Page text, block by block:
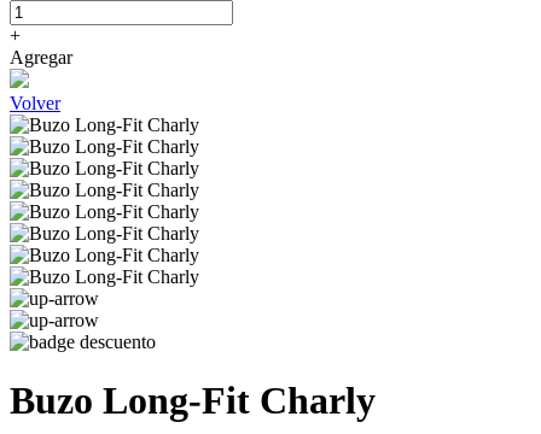
+
Agregar
Volver
Buzo Long-Fit Charly